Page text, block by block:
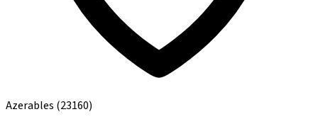
Azerables (23160)